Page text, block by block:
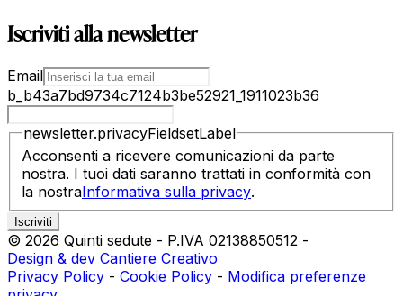
Iscriviti alla newsletter
Email
b_b43a7bd9734c7124b3be52921_1911023b36
newsletter.privacyFieldsetLabel
Acconsenti a ricevere comunicazioni da parte
nostra. I tuoi dati saranno trattati in conformità con
la nostraInformativa sulla privacy.
© 2026 Quinti sedute - P.IVA 02138850512 -
Design & dev Cantiere Creativo
Privacy Policy - Cookie Policy - Modifica preferenze